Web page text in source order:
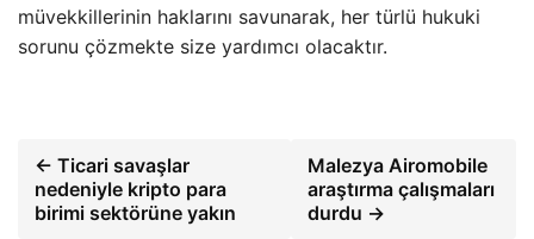
müvekkillerinin haklarını savunarak, her türlü hukuki
sorunu çözmekte size yardımcı olacaktır.
← Ticari savaşlar
nedeniyle kripto para
birimi sektörüne yakın
Malezya Airomobile
araştırma çalışmaları
durdu →